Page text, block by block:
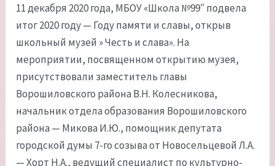
11 декабря 2020 года, МБОУ «Школа №99″ подвела
итог 2020 году — Году памяти и славы, открыв
школьный музей » Честь и слава». На
мероприятии, посвященном открытию музея,
присутствовали заместитель главы
Ворошиловского района В.Н. Колесникова,
начальник отдела образования Ворошиловского
района — Микова И.Ю., помощник депутата
городской думы 7-го созыва от Новосельцевой Л.А.
— Хорт Н.А., ведущий специалист по культурно-